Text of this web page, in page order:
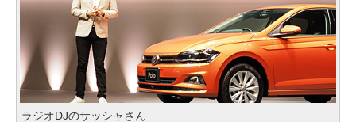
ラジオDJのサッシャさん